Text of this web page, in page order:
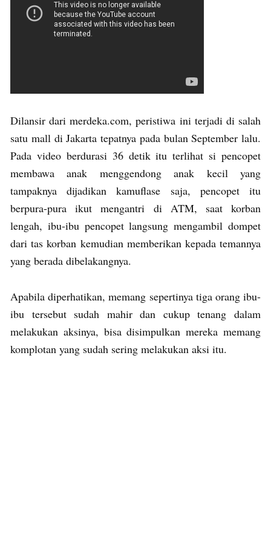
Dilansir dari merdeka.com, peristiwa ini terjadi di salah
satu mall di Jakarta tepatnya pada bulan September lalu.
Pada video berdurasi 36 detik itu terlihat si pencopet
membawa anak menggendong anak kecil yang
tampaknya dijadikan kamuflase saja, pencopet itu
berpura-pura ikut mengantri di ATM, saat korban
lengah, ibu-ibu pencopet langsung mengambil dompet
dari tas korban kemudian memberikan kepada temannya
yang berada dibelakangnya.
Apabila diperhatikan, memang sepertinya tiga orang ibu-
ibu tersebut sudah mahir dan cukup tenang dalam
melakukan aksinya, bisa disimpulkan mereka memang
komplotan yang sudah sering melakukan aksi itu.